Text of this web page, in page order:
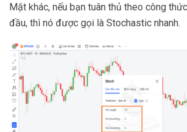
Mặt khác, nếu bạn tuân thủ theo công
đầu, thì nó được gọi là Stochastic nhanh.